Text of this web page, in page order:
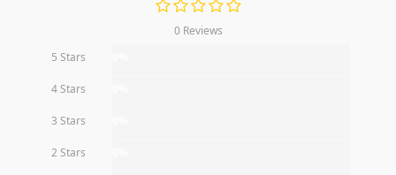
0 Reviews
5 Stars
4 Stars
3 Stars
2 Stars